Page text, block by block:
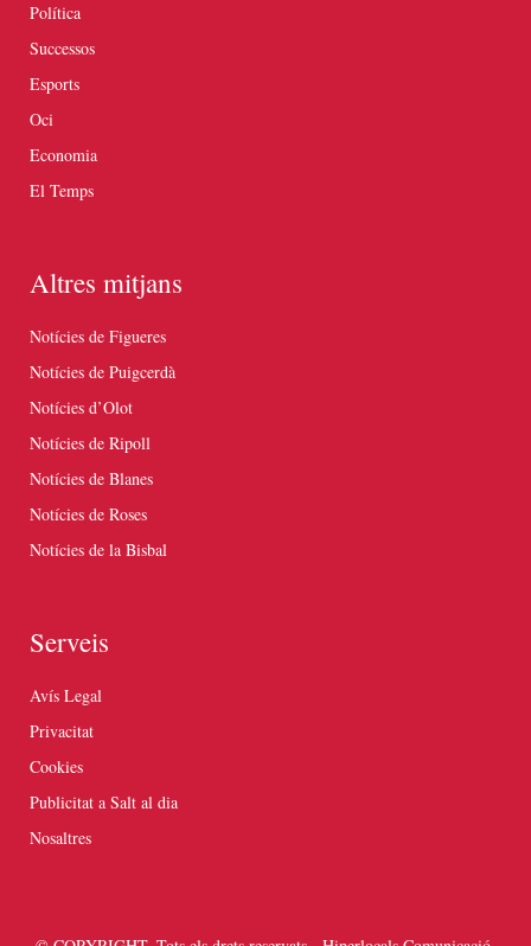
Política
Successos
Esports
Oci
Economia
El Temps
Altres mitjans
Notícies de Figueres
Notícies de Puigcerdà
Notícies d’Olot
Notícies de Ripoll
Notícies de Blanes
Notícies de Roses
Notícies de la Bisbal
Serveis
Avís Legal
Privacitat
Cookies
Publicitat a Salt al dia
Nosaltres